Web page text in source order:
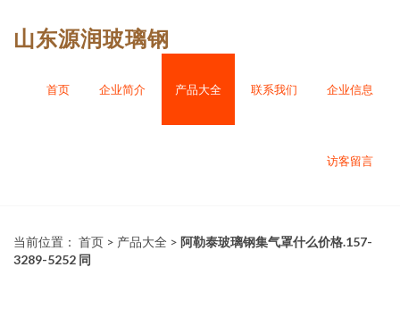
山东源润玻璃钢
首页 企业简介 产品大全 联系我们 企业信息
访客留言
当前位置： 首页 > 产品大全 > 阿勒泰玻璃钢集气罩什么价格.157-
3289-5252 同